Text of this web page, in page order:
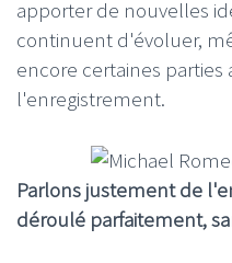
apporter de nouvelles
continuent d'évoluer,
encore certaines
l'enregistrement.
Parlons justement de
déroulé parfaitement,